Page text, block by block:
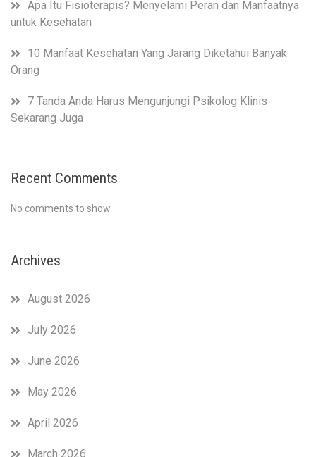
Apa Itu Fisioterapis? Menyelami Peran dan Manfaatnya
untuk Kesehatan
10 Manfaat Kesehatan Yang Jarang Diketahui Banyak
Orang
7 Tanda Anda Harus Mengunjungi Psikolog Klinis
Sekarang Juga
Recent Comments
No comments to show.
Archives
August 2026
July 2026
June 2026
May 2026
April 2026
March 2026